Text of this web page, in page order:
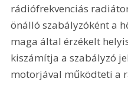
rádiófrekvenciás
önálló szabályzóként a
maga által érzékelt
kiszámítja a szabályzó
motorjával működteti a